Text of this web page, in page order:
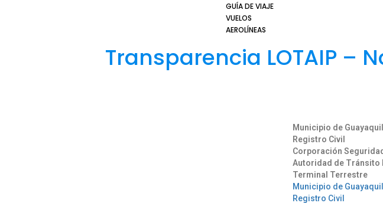
GUÍA DE VIAJE
VUELOS
AEROLÍNEAS
Transparencia LOTAIP –
Municipio de Guayaquil
Registro Civil
Corporación
Autoridad de Tránsito
Terminal Terrestre
Municipio de Guayaquil
Registro Civil